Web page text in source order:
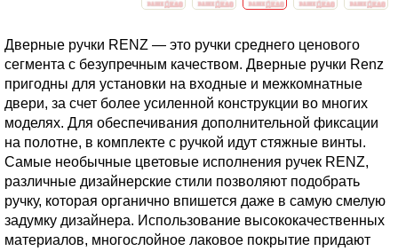
Дверные ручки RENZ — это ручки среднего ценового
сегмента с безупречным качеством. Дверные ручки Renz
пригодны для установки на входные и межкомнатные
двери, за счет более усиленной конструкции во многих
моделях. Для обеспечивания дополнительной фиксации
на полотне, в комплекте с ручкой идут стяжные винты.
Самые необычные цветовые исполнения ручек RENZ,
различные дизайнерские стили позволяют подобрать
ручку, которая органично впишется даже в самую смелую
задумку дизайнера. Использование высококачественных
материалов, многослойное лаковое покрытие придают